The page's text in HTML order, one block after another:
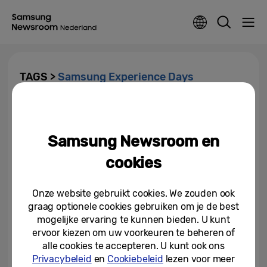
TAGS > Samsung Experience Days
10-03-2015
Samsung Newsroom en
cookies
Onze website gebruikt cookies. We zouden ook
graag optionele cookies gebruiken om je de best
mogelijke ervaring te kunnen bieden. U kunt
ervoor kiezen om uw voorkeuren te beheren of
alle cookies te accepteren. U kunt ook ons
Privacybeleid en Cookiebeleid lezen voor meer